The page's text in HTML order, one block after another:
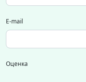
E-mail
Оценка